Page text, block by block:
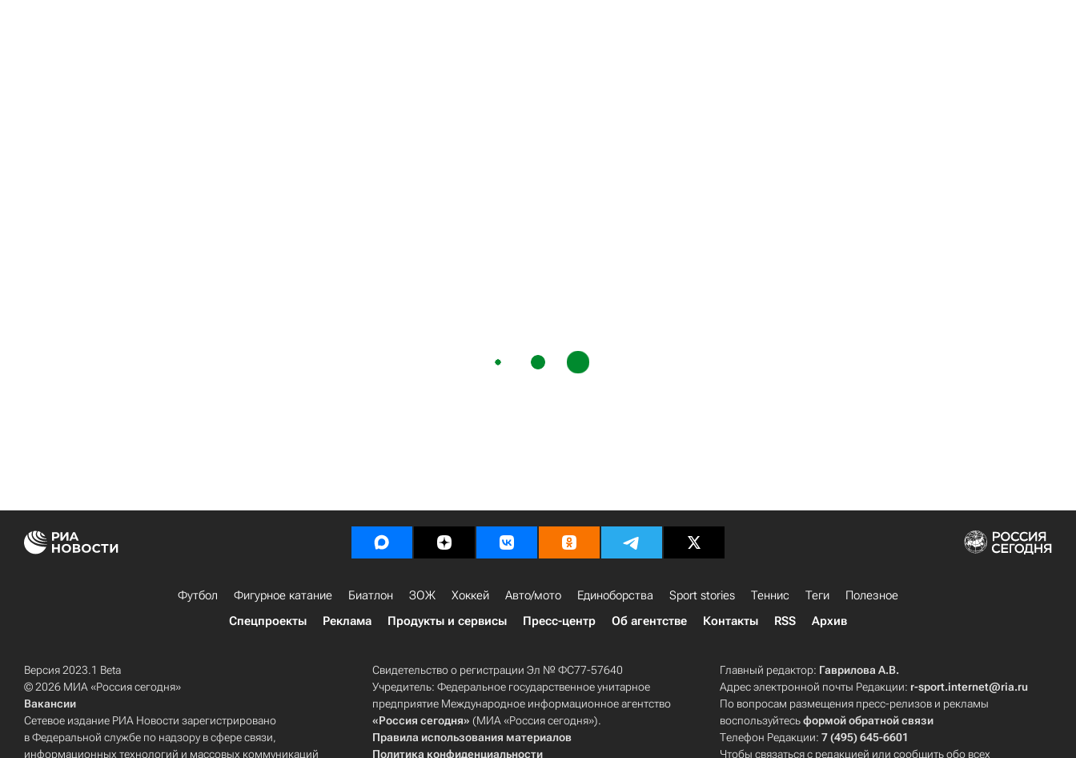
Футбол Фигурное катание Биатлон ЗОЖ Хоккей Авто/мото Единоборства Sport stories Теннис Теги
Полезное
Спецпроекты
Реклама Продукты и сервисы Пресс-центр Об агентстве Контакты RSS Архив
Версия 2023.1 Beta
© 2026 МИА «Россия сегодня»
Вакансии
Сетевое издание РИА Новости зарегистрировано
в Федеральной службе по надзору в сфере связи,
информационных технологий и массовых коммуникаций
Свидетельство о регистрации Эл № ФС77-57640
Учредитель: Федеральное государственное унитарное
предприятие Международное информационное агентство
«Россия сегодня» (МИА «Россия сегодня»).
Правила использования материалов
Политика конфиденциальности
Главный редактор: Гаврилова А.В.
Адрес электронной почты Редакции: r-sport.internet@ria.ru
По вопросам размещения пресс-релизов и рекламы
воспользуйтесьформой обратной связи
Телефон Редакции:7 (495) 645-6601
Чтобы связаться с редакцией или сообщить обо всех